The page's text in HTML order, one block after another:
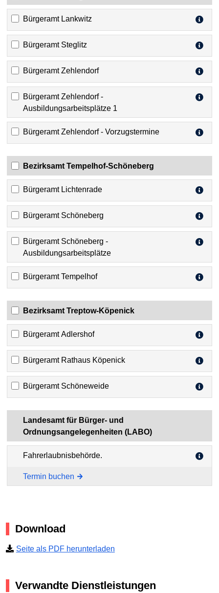
Bürgeramt Lankwitz
Bürgeramt Steglitz
Bürgeramt Zehlendorf
Bürgeramt Zehlendorf -
Ausbildungsarbeitsplätze 1
Bürgeramt Zehlendorf - Vorzugstermine
Bezirksamt Tempelhof-Schöneberg
Bürgeramt Lichtenrade
Bürgeramt Schöneberg
Bürgeramt Schöneberg -
Ausbildungsarbeitsplätze
Bürgeramt Tempelhof
Bezirksamt Treptow-Köpenick
Bürgeramt Adlershof
Bürgeramt Rathaus Köpenick
Bürgeramt Schöneweide
Landesamt für Bürger- und
Ordnungsangelegenheiten (LABO)
Fahrerlaubnisbehörde.
Termin buchen
Download
Seite als PDF herunterladen
Verwandte Dienstleistungen